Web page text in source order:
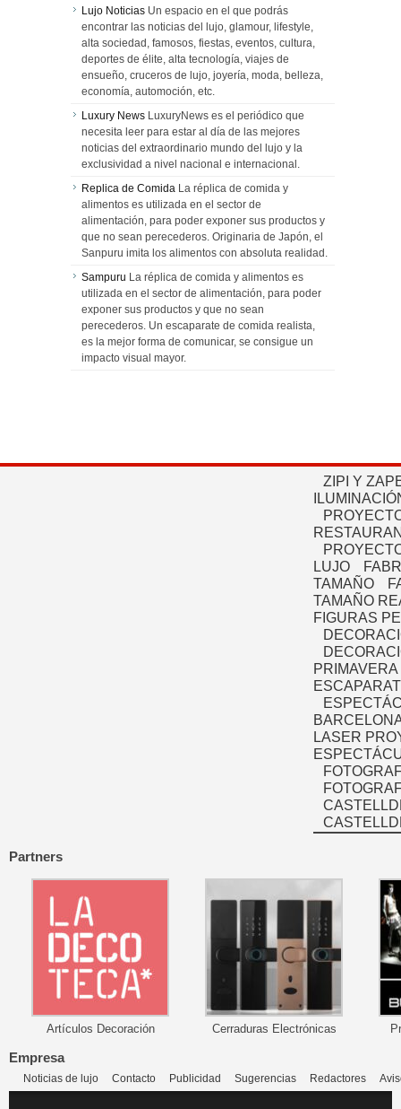
Lujo Noticias Un espacio en el que podrás
encontrar las noticias del lujo, glamour, lifestyle,
alta sociedad, famosos, fiestas, eventos, cultura,
deportes de élite, alta tecnología, viajes de
ensueño, cruceros de lujo, joyería, moda, belleza,
economía, automoción, etc.
Luxury News LuxuryNews es el periódico que
necesita leer para estar al día de las mejores
noticias del extraordinario mundo del lujo y la
exclusividad a nivel nacional e internacional.
Replica de Comida La réplica de comida y
alimentos es utilizada en el sector de
alimentación, para poder exponer sus productos y
que no sean perecederos. Originaria de Japón, el
Sanpuru imita los alimentos con absoluta realidad.
Sampuru La réplica de comida y alimentos es
utilizada en el sector de alimentación, para poder
exponer sus productos y que no sean
perecederos. Un escaparate de comida realista,
es la mejor forma de comunicar, se consigue un
impacto visual mayor.
ZIPI Y
LUJO
TAMAÑO
TAMAÑO
FIGURAS
PRIMAVERA
LASER
Partners
Artículos Decoración Cerraduras Electrónicas
Empresa
Noticias de lujo Contacto Publicidad Sugerencias Redactores